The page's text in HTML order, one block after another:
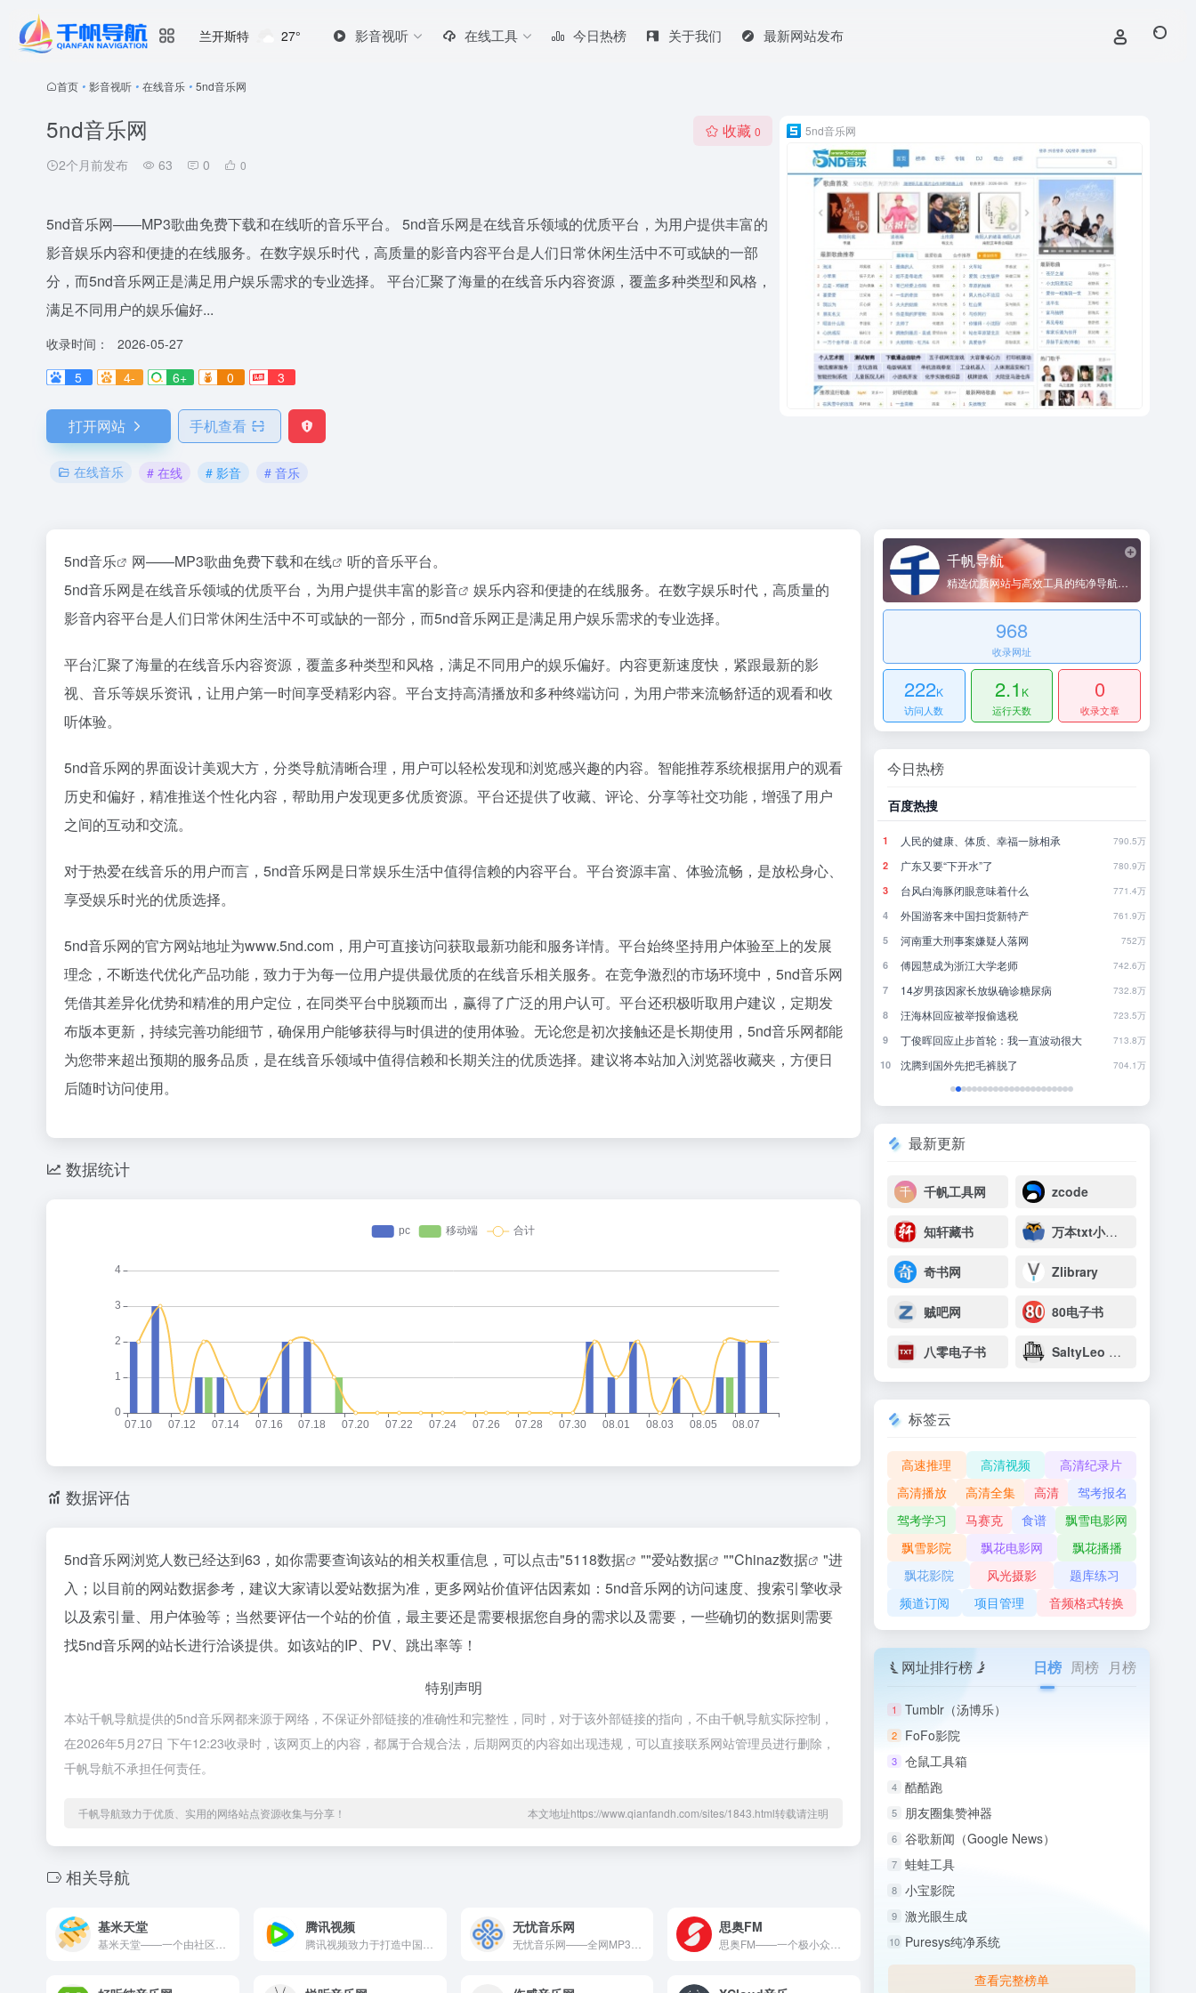
兰开斯特 27° 影音视听 在线工具 今日热榜 关于我们 最新网站发布
首页 • 影音视听 • 在线音乐 • 5nd音乐网
5nd音乐网
2个月前发布 63 0 0
收藏 0
5nd音乐网——MP3歌曲免费下载和在线听的音乐平台。 5nd音乐网是在线音乐领域的优质平台，为用户提供丰富的
影音娱乐内容和便捷的在线服务。在数字娱乐时代，高质量的影音内容平台是人们日常休闲生活中不可或缺的一部
分，而5nd音乐网正是满足用户娱乐需求的专业选择。 平台汇聚了海量的在线音乐内容资源，覆盖多种类型和风格，
满足不同用户的娱乐偏好...
收录时间：
2026-05-27
5
4- 6+ 0 3
打开网站 手机查看
在线音乐 # 在线 # 影音 # 音乐
5nd音乐网
5nd音乐 网——MP3歌曲免费下载和在线
听的音乐平台。
5nd音乐网是在线音乐领域的优质平台，为用户提供丰富的影音
娱乐内容和便捷的在线服务。在数字娱乐时代，高质量的
影音内容平台是人们日常休闲生活中不可或缺的一部分，而5nd音乐网正是满足用户娱乐需求的专业选择。
平台汇聚了海量的在线音乐内容资源，覆盖多种类型和风格，满足不同用户的娱乐偏好。内容更新速度快，紧跟最新的影
视、音乐等娱乐资讯，让用户第一时间享受精彩内容。平台支持高清播放和多种终端访问，为用户带来流畅舒适的观看和收
听体验。
5nd音乐网的界面设计美观大方，分类导航清晰合理，用户可以轻松发现和浏览感兴趣的内容。智能推荐系统根据用户的观看
历史和偏好，精准推送个性化内容，帮助用户发现更多优质资源。平台还提供了收藏、评论、分享等社交功能，增强了用户
之间的互动和交流。
对于热爱在线音乐的用户而言，5nd音乐网是日常娱乐生活中值得信赖的内容平台。平台资源丰富、体验流畅，是放松身心、
享受娱乐时光的优质选择。
5nd音乐网的官方网站地址为www.5nd.com，用户可直接访问获取最新功能和服务详情。平台始终坚持用户体验至上的发展
理念，不断迭代优化产品功能，致力于为每一位用户提供最优质的在线音乐相关服务。在竞争激烈的市场环境中，5nd音乐网
凭借其差异化优势和精准的用户定位，在同类平台中脱颖而出，赢得了广泛的用户认可。平台还积极听取用户建议，定期发
布版本更新，持续完善功能细节，确保用户能够获得与时俱进的使用体验。无论您是初次接触还是长期使用，5nd音乐网都能
为您带来超出预期的服务品质，是在线音乐领域中值得信赖和长期关注的优质选择。建议将本站加入浏览器收藏夹，方便日
后随时访问使用。
数据统计
数据评估
5nd音乐网浏览人数已经达到63，如你需要查询该站的相关权重信息，可以点击"5118数据 ""爱站数据 ""Chinaz数据
"进
入；以目前的网站数据参考，建议大家请以爱站数据为准，更多网站价值评估因素如：5nd音乐网的访问速度、搜索引擎收录
以及索引量、用户体验等；当然要评估一个站的价值，最主要还是需要根据您自身的需求以及需要，一些确切的数据则需要
找5nd音乐网的站长进行洽谈提供。如该站的IP、PV、跳出率等！
特别声明
本站千帆导航提供的5nd音乐网都来源于网络，不保证外部链接的准确性和完整性，同时，对于该外部链接的指向，不由千帆导航实际控制，
在2026年5月27日 下午12:23收录时，该网页上的内容，都属于合规合法，后期网页的内容如出现违规，可以直接联系网站管理员进行删除，
千帆导航不承担任何责任。
千帆导航致力于优质、实用的网络站点资源收集与分享！ 本文地址https://www.qianfandh.com/sites/1843.html转载请注明
相关导航
基米天堂 腾讯视频 无忧音乐网 思奥FM
千帆导航
精选优质网站与高效工具的纯净导航平台
968
收录网址
222K
访问人数
2.1 K
运行天数
0
收录文章
今日热榜
36氪
2 突发 | ChatGPT最强模型紧急踩刹车，奥特曼：你（Astra）吓到我了 33
5 黄仁勋一刀下去，砍碎了全球内存股，唯独长鑫幸免于难 14
寒武纪：上半年暴赚23亿，下半年看交付
10部9亏，扎堆撤档，沈腾能成暑期档电影救星吗？
9 天才，对AI发展到底有多重要？ 12
10 DeepSeek大涨价，Token价格战终于要结束了？ 0
百度热搜
2 广东又要“下开水”了
河南重大刑事案嫌疑人落网
6 傅园慧成为浙江大学老师
汪海林回应被举报偷逃税
9 丁俊晖回应止步首轮：我一直波动很大 713.8万
10 沈腾到国外先把毛裤脱了
哔哩哔哩
1 发烧梗 177.4万
2 聪明猫在一起久了也会有一些共同点…… 324.2万
3 《死》死亡是什么？ 258.4万
4 犯罪高手 303.6万
5 《原神》奥黛塔角色PV——「柔雪的幻象」 200.5万
6 欢迎来到研究生的世界 839.8万
7 不要“做”挑战？（第二十一期） 214.5万
8 当和你一起玩的那个兄弟延迟过高： 629.6万
9 164.9万
10 青春没有售价！面包车？ 直达拉萨！！ 194.1万
最新更新
千帆工具网 zcode
知轩藏书 万本txt小说下载网
奇书网 Zlibrary
贼吧网 80电子书
八零电子书 SaltyLeo 的书架
标签云
高速推理 高清视频
高清纪录片
高清播放
高清全集 高清
驾考报名
驾考学习
马赛克 食谱
飘雪电影网
飘雪影院
飘花电影网
飘花播播
飘花影院
风光摄影
题库练习
频道订阅
项目管理 音频格式转换
网址排行榜 日榜 周榜 月榜
1 Tumblr（汤博乐）
2 FoFo影院
3 仓鼠工具箱
4 酷酷跑
5 朋友圈集赞神器
6 谷歌新闻（Google News）
7 蛙蛙工具
8 小宝影院
9 激光眼生成
10 Puresys纯净系统
查看完整榜单